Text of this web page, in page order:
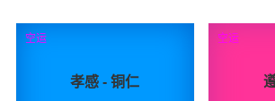
孝感 - 铜仁
空运 空运